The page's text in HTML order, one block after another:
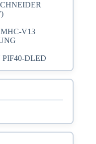
V13
PIF40-DLED